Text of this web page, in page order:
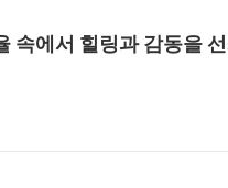
속에서 힐링과 감동을